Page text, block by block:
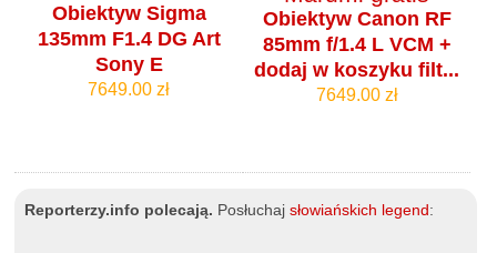
Obiektyw Sigma
135mm F1.4 DG Art
Sony E
7649.00 zł
Obiektyw Canon RF
85mm f/1.4 L VCM +
dodaj w koszyku filt...
7649.00 zł
Reporterzy.info polecają. Posłuchajsłowiańskich legend: